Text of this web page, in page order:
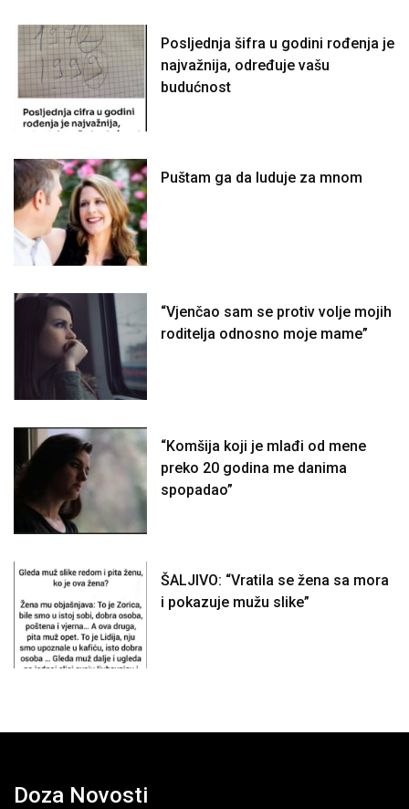
Posljednja šifra u godini rođenja je
najvažnija, određuje vašu
budućnost
Puštam ga da luduje za mnom
“Vjenčao sam se protiv volje mojih
roditelja odnosno moje mame”
“Komšija koji je mlađi od mene
preko 20 godina me danima
spopadao”
ŠALJIVO: “Vratila se žena sa mora
i pokazuje mužu slike”
Doza Novosti